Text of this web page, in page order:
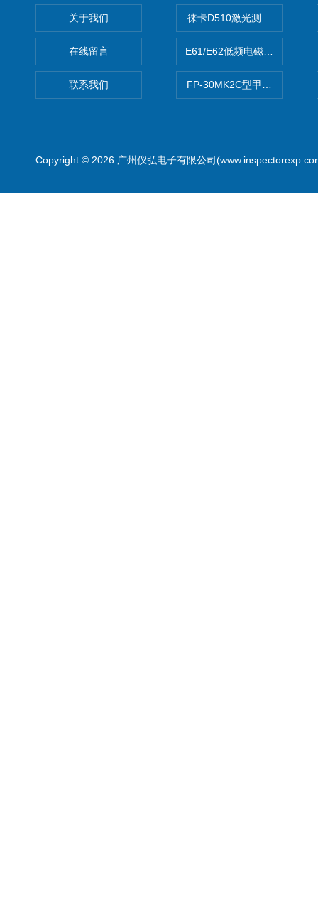
关于我们
在线留言
联系我们
徕卡D510激光测距仪
E61/E62低频电磁场强度分析
FP-30MK2C型甲醛检测仪
Copyright © 2026 广州仪弘电子有限公司